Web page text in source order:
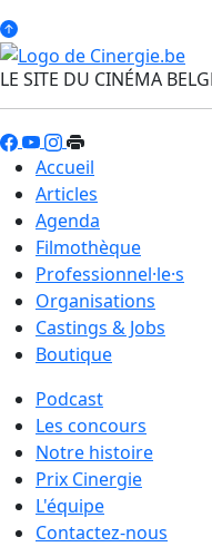
LE SITE DU CINÉMA
Accueil
Articles
Agenda
Filmothèque
Professionnel·le·s
Organisations
Castings & Jobs
Boutique
Podcast
Les concours
Notre histoire
Prix Cinergie
L'équipe
Contactez-nous